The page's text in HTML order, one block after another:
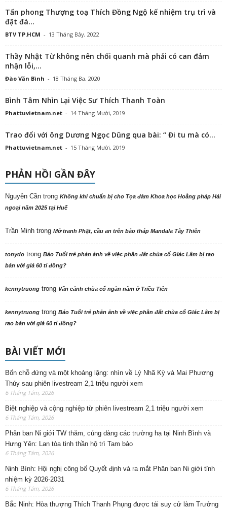
Tấn phong Thượng toạ Thích Đồng Ngộ kế nhiệm trụ trì và
đặt đá...
BTV TP.HCM - 13 Tháng Bảy, 2022
Thầy Nhật Từ không nên chối quanh mà phải có can đảm
nhận lỗi,...
Đào Văn Bình - 18 Tháng Ba, 2020
Bình Tâm Nhìn Lại Việc Sư Thích Thanh Toàn
Phattuvietnam.net - 14 Tháng Mười, 2019
Trao đổi với ông Dương Ngọc Dũng qua bài: “ Đi tu mà có...
Phattuvietnam.net - 15 Tháng Mười, 2019
PHẢN HỒI GẦN ĐÂY
Nguyên Cần trong Không khí chuẩn bị cho Tọa đàm Khoa học Hoằng pháp Hải
ngoại năm 2025 tại Huế
Trần Minh trong Mở tranh Phật, cầu an trên bảo tháp Mandala Tây Thiên
tonydo trong Báo Tuổi trẻ phản ảnh về việc phần đất chùa cổ Giác Lâm bị rao
bán với giá 60 tỉ đồng?
kennytruong trong Vãn cảnh chùa cổ ngàn năm ở Triều Tiên
kennytruong trong Báo Tuổi trẻ phản ảnh về việc phần đất chùa cổ Giác Lâm bị
rao bán với giá 60 tỉ đồng?
BÀI VIẾT MỚI
Bốn chỗ đứng và một khoảng lặng: nhìn về Lý Nhã Kỳ và Mai Phương
Thúy sau phiên livestream 2,1 triệu người xem
6 Tháng Tám, 2026
Biệt nghiệp và cộng nghiệp từ phiên livestream 2,1 triệu người xem
6 Tháng Tám, 2026
Phân ban Ni giới TW thăm, cúng dàng các trường hạ tại Ninh Bình và
Hưng Yên: Lan tỏa tinh thần hộ trì Tam bảo
6 Tháng Tám, 2026
Ninh Bình: Hội nghị công bố Quyết định và ra mắt Phân ban Ni giới tỉnh
nhiệm kỳ 2026-2031
6 Tháng Tám, 2026
Bắc Ninh: Hòa thượng Thích Thanh Phụng được tái suy cử làm Trưởng